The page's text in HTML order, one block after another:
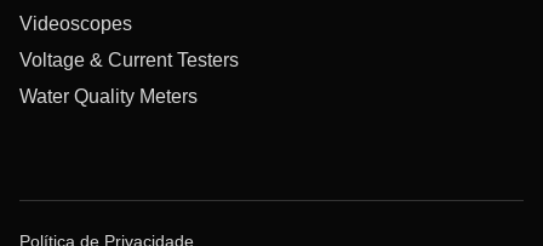
Videoscopes
Voltage & Current Testers
Water Quality Meters
Política de Privacidade